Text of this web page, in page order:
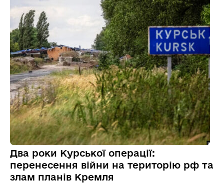
Два роки Курської операції:
перенесення війни на територію рф та
злам планів Кремля